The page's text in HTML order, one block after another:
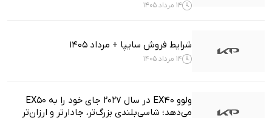
14 مرداد 1405
شرایط فروش سایپا + مرداد 1405
14 مرداد 1405
ولوو EX40 در سال ۲۰۲۷ جای خود را به EX50
می‌دهد؛ شاسی‌بلندی بزرگ‌تر، جادارتر و ارزان‌تر